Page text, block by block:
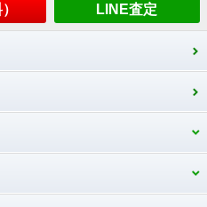
LINE査定